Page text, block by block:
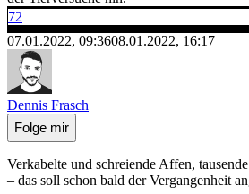
72
07.01.2022, 09:3608.01.2022, 16:17
Dennis Frasch
Folge mir
Verkabelte und schreiende Affen,
– das soll schon bald der Vergangenheit